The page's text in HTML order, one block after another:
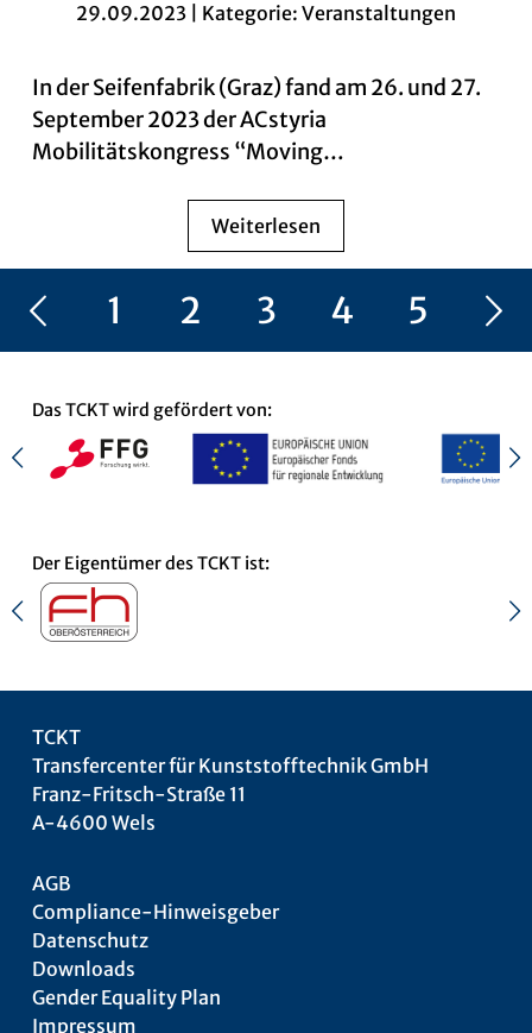
29.09.2023 | Kategorie: Veranstaltungen
In der Seifenfabrik (Graz) fand am 26. und 27.
September 2023 der ACstyria
Mobilitätskongress “Moving…
Weiterlesen
Vorherige Seite
1 2 3 4 5 6
Das TCKT wird gefördert von:
Der Eigentümer des TCKT ist:
TCKT
Transfercenter für Kunststofftechnik GmbH
Franz-Fritsch-Straße 11
A-4600 Wels
AGB
Compliance-Hinweisgeber
Datenschutz
Downloads
Gender Equality Plan
Impressum